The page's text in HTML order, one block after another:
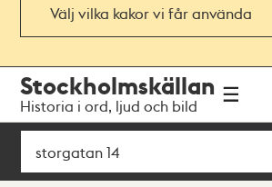
Välj vilka kakor vi får använda
navigationen
huvudinnehållet
Stockholmskällan
Historia i ord, ljud och bild
Sök